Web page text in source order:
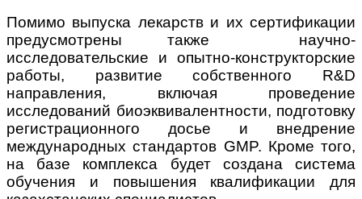
Помимо выпуска лекарств и их сертификации
предусмотрены также научно-
исследовательские и опытно-конструкторские
работы, развитие собственного R&D
направления, включая проведение
исследований биоэквивалентности, подготовку
регистрационного досье и внедрение
международных стандартов GMP. Кроме того,
на базе комплекса будет создана система
обучения и повышения квалификации для